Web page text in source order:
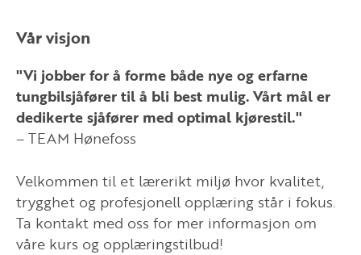
Vår visjon
"Vi jobber for å forme både nye og erfarne
tungbilsjåfører til å bli best mulig. Vårt mål er
dedikerte sjåfører med optimal kjørestil."
– TEAM Hønefoss
Velkommen til et lærerikt miljø hvor kvalitet,
trygghet og profesjonell opplæring står i fokus.
Ta kontakt med oss for mer informasjon om
våre kurs og opplæringstilbud!